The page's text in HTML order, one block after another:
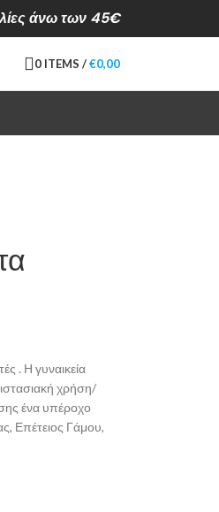
άνω των 45€
0 ITEMS /€0,00
. Η γυναικεία
χρήση/
ένα υπέροχο
Επέτειος Γάμου,